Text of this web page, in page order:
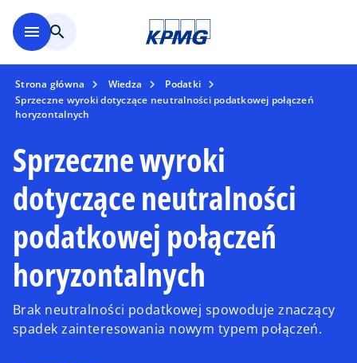
menu search
Strona główna Wiedza
Podatki
Sprzeczne wyroki dotyczące neutralności podatkowej połączeń
horyzontalnych
Sprzeczne wyroki
dotyczące neutralności
podatkowej połączeń
horyzontalnych
Brak neutralności podatkowej spowoduje znaczący
spadek zainteresowania nowym typem połączeń.